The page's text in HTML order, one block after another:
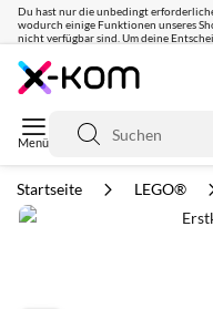
Du hast nur die unbedingt
wodurch einige Funktionen unseres
nicht verfügbar sind. Um deine
Seit
Suche
Startseite LEGO®